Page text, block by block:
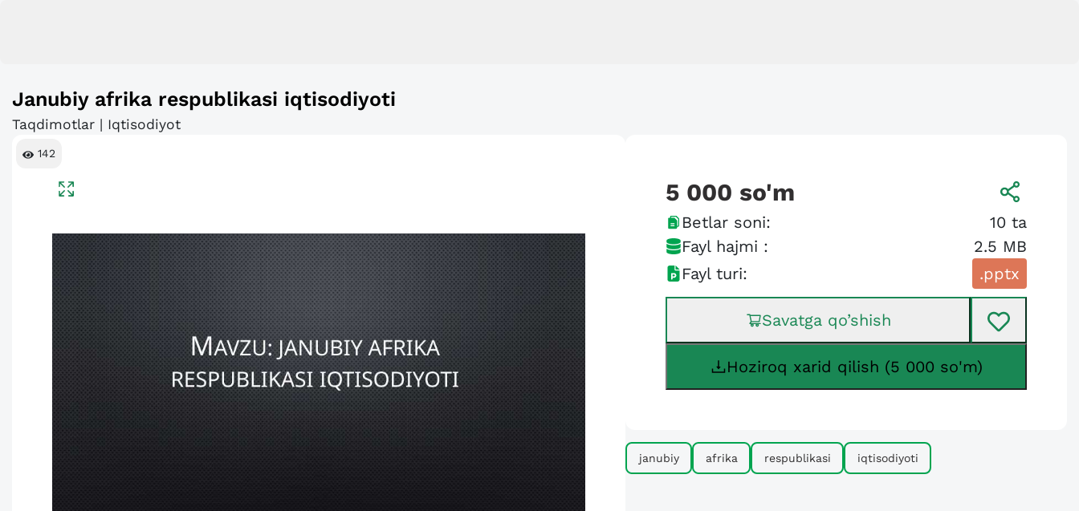
Janubiy afrika respublikasi iqtisodiyoti
Taqdimotlar | Iqtisodiyot
142
5 000 so'm
Betlar soni: 10 ta
Fayl hajmi :
2.5 MB
Fayl turi:
.pptx
Savatga qo’shish
Hoziroq xarid qilish (5 000 so'm)
janubiy afrika respublikasi iqtisodiyoti